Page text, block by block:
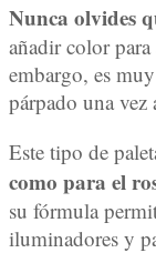
Nunca olvides
añadir color para
embargo, es
párpado una vez
Este tipo de
como para el
su fórmula
iluminadores y